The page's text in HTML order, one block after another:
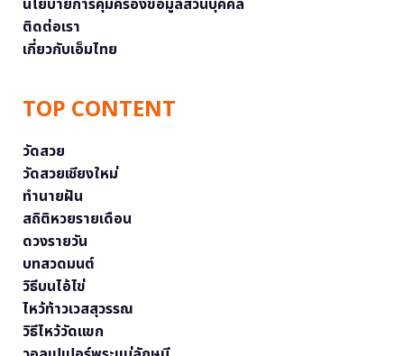
นโยบายการคุ้มครองข้อมูลส่วนบุคคล
ติดต่อเรา
เกี่ยวกับเอ็มไทย
TOP CONTENT
วัดสวย
วัดสวยเชียงใหม่
ทำนายฝัน
สถิติหวยรายเดือน
ดวงรายวัน
บทสวดมนต์
วิธีบนไอ้ไข่
ไหว้ท้าวเวสสุวรรณ
วิธีไหว้วัดแขก